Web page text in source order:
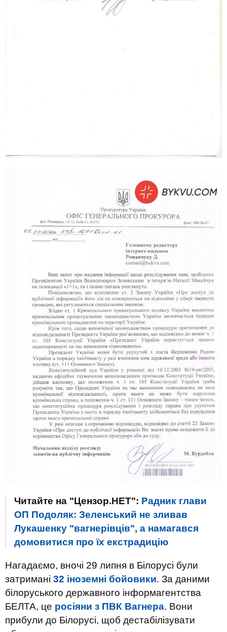
Читайте на "Цензор.НЕТ": Радник глави
ОП Подоляк: Зеленський не зливав
Лукашенку "вагнерівців", а намагався
домовитися про їх екстрадицію
Нагадаємо, вночі 29 липня в Білорусі були
затримані 32 іноземні бойовики. За даними
білоруського державного інформагентства
БЕЛТА, це росіяни з ПВК Вагнера. Вони
прибули до Білорусі, щоб дестабілізувати